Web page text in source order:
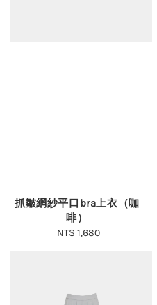
抓皺網紗平口bra上衣（咖
啡）
Regular
NT$ 1,680